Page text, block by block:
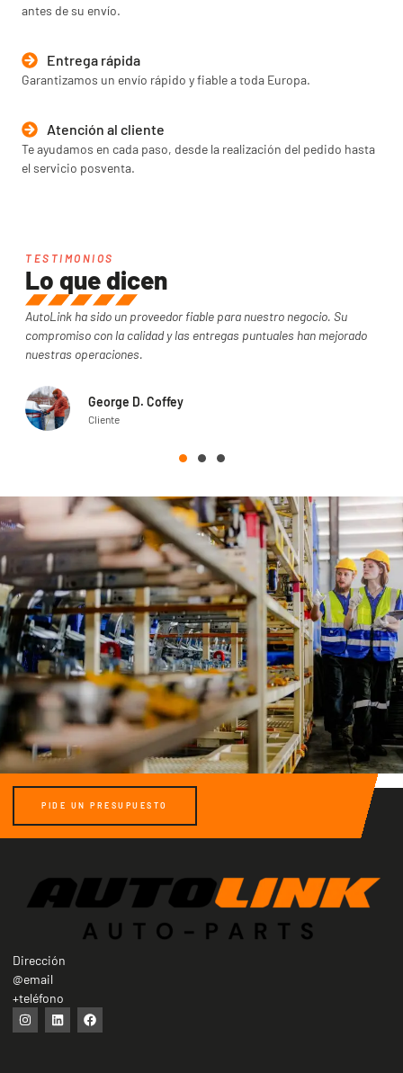
antes de su envío.
Entrega rápida
Garantizamos un envío rápido y fiable a toda Europa.
Atención al cliente
Te ayudamos en cada paso, desde la realización del pedido hasta
el servicio posventa.
TESTIMONIOS
Lo que dicen
para nuestro negocio. Su
entregas puntuales han mejorado
Excelente relación calidad-precio y
Sus precios competitivos y su apoyo
PIDE UN PRESUPUESTO
Dirección
@email
+teléfono